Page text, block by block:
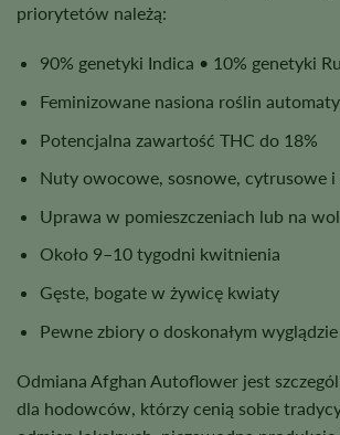
priorytetów należą:
90% genetyki Indica • 10% genetyki
Feminizowane nasiona roślin
Potencjalna zawartość THC do 18%
Nuty owocowe, sosnowe, cytrusowe i
Uprawa w pomieszczeniach lub na
Około 9–10 tygodni kwitnienia
Gęste, bogate w żywicę kwiaty
Pewne zbiory o doskonałym
Odmiana Afghan Autoflower jest
dla hodowców, którzy cenią sobie